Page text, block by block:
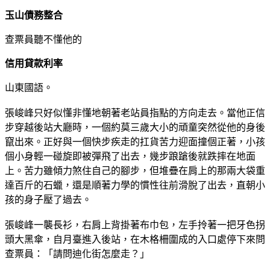
玉山債務整合
查票員聽不懂他的
信用貸款利率
山東國語。
張峻峰只好似懂非懂地朝著老站員指點的方向走去。當他正信
步穿越後站大廳時，一個約莫三歲大小的頑童突然從他的身後
竄出來。正好與一個快步疾走的扛貨苦力迎面撞個正著，小孩
個小身輕一碰旋即被彈飛了出去，幾步踉蹌後就跌摔在地面
上。苦力雖傾力煞住自己的腳步，但堆疊在肩上的那兩大袋重
達百斤的石蠟，還是順著力學的慣性往前滑脫了出去，直朝小
孩的身子壓了過去。
張峻峰一襲長衫，右肩上背掛著布巾包，左手拎著一把牙色拐
頭大黑傘，自月臺進入後站，在木格柵圍成的入口處停下來問
查票員：「請問迪化街怎麼走？」